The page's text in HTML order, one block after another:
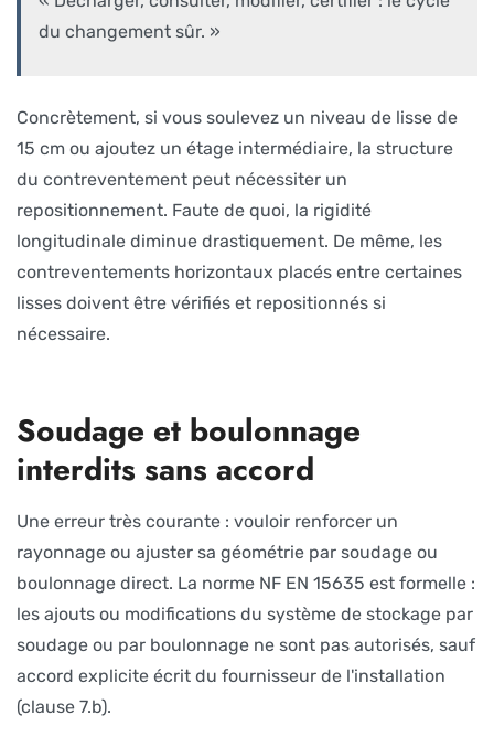
du changement sûr. »
Concrètement, si vous soulevez un niveau de lisse de
15 cm ou ajoutez un étage intermédiaire, la structure
du contreventement peut nécessiter un
repositionnement. Faute de quoi, la rigidité
longitudinale diminue drastiquement. De même, les
contreventements horizontaux placés entre certaines
lisses doivent être vérifiés et repositionnés si
nécessaire.
Soudage et boulonnage
interdits sans accord
Une erreur très courante : vouloir renforcer un
rayonnage ou ajuster sa géométrie par soudage ou
boulonnage direct. La norme NF EN 15635 est formelle :
les ajouts ou modifications du système de stockage par
soudage ou par boulonnage ne sont pas autorisés, sauf
accord explicite écrit du fournisseur de l'installation
(clause 7.b).